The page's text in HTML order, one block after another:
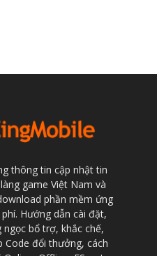
thông tin cập nhật tin
game Việt Nam và
phần mềm ứng
Hướng dẫn cài đặt,
bổ trợ, khắc chế,
Code đổi thưởng, cách